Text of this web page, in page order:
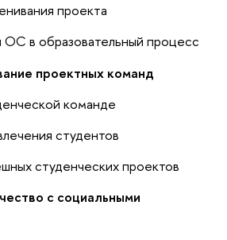
проекта
ОС в образовательный процесс
проектных команд
команде
студентов
студенческих проектов
с социальными